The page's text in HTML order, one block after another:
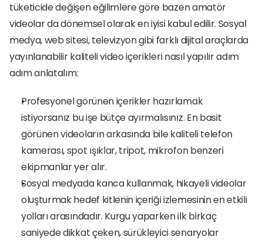
tüketicide değişen eğilimlere göre bazen amatör
videolar da dönemsel olarak en iyisi kabul edilir. Sosyal
medya, web sitesi, televizyon gibi farklı dijital araçlarda
yayınlanabilir kaliteli video içerikleri nasıl yapılır adım
adım anlatalım:
Profesyonel görünen içerikler hazırlamak
istiyorsanız bu işe bütçe ayırmalısınız. En basit
görünen videoların arkasında bile kaliteli telefon
kamerası, spot ışıklar, tripot, mikrofon benzeri
ekipmanlar yer alır.
Sosyal medyada kanca kullanmak, hikayeli videolar
oluşturmak hedef kitlenin içeriği izlemesinin en etkili
yolları arasındadır. Kurgu yaparken ilk birkaç
saniyede dikkat çeken, sürükleyici senaryolar